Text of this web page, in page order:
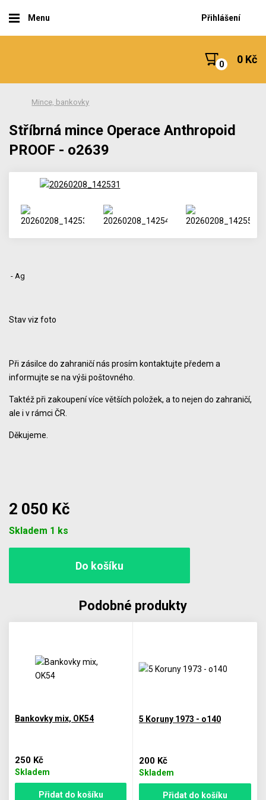
Menu Přihlášení
0 Kč
Mince, bankovky
Stříbrná mince Operace Anthropoid
PROOF - o2639
- Ag
Stav viz foto
Při zásilce do zahraničí nás prosím kontaktujte předem a
informujte se na výši poštovného.
Taktéž při zakoupení více větších položek, a to nejen do zahraničí,
ale i v rámci ČR.
Děkujeme.
2 050 Kč
Skladem 1 ks
Podobné produkty
Bankovky mix, OK54
250 Kč
Skladem
Přidat do košíku
5 Koruny 1973 - o140
200 Kč
Skladem
Přidat do košíku